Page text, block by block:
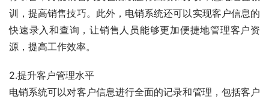
训，提高销售技巧。此外，电销系统还可以实现客户信息的
快速录入和查询，让销售人员能够更加便捷地管理客户资
源，提高工作效率。
2.提升客户管理水平
电销系统可以对客户信息进行全面的记录和管理，包括客户